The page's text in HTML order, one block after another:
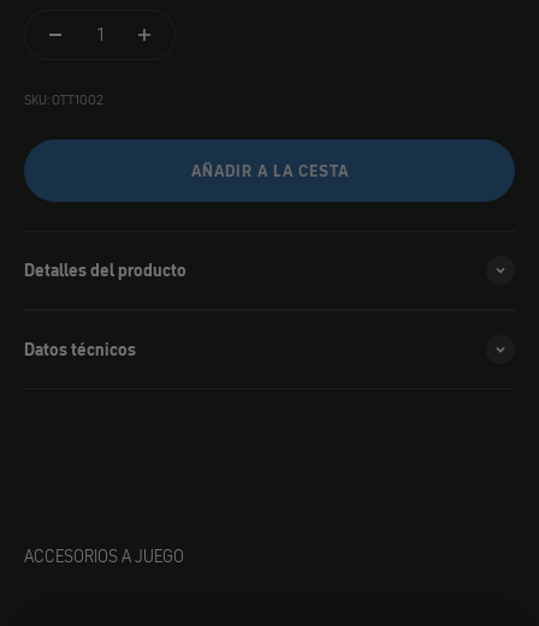
SKU: OTT1002
AÑADIR A LA CESTA
Detalles del producto
Datos técnicos
ACCESORIOS A JUEGO